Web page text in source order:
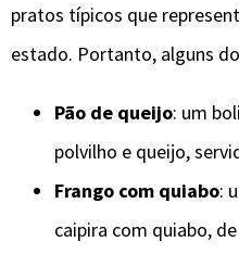
pratos típicos que
estado. Portanto, alguns
Pão de queijo: um
polvilho e queijo,
Frango com quiabo:
caipira com quiabo,